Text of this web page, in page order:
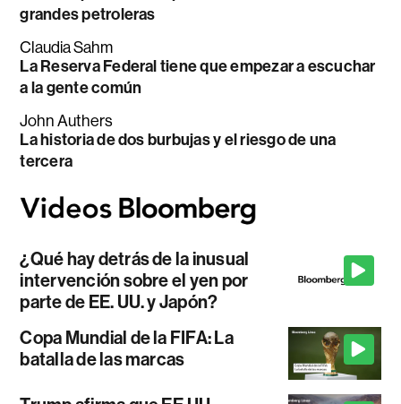
grandes petroleras
Claudia Sahm
La Reserva Federal tiene que empezar a escuchar
a la gente común
John Authers
La historia de dos burbujas y el riesgo de una
tercera
¿Qué hay detrás de la inusual
intervención sobre el yen por
parte de EE. UU. y Japón?
Copa Mundial de la FIFA: La
batalla de las marcas